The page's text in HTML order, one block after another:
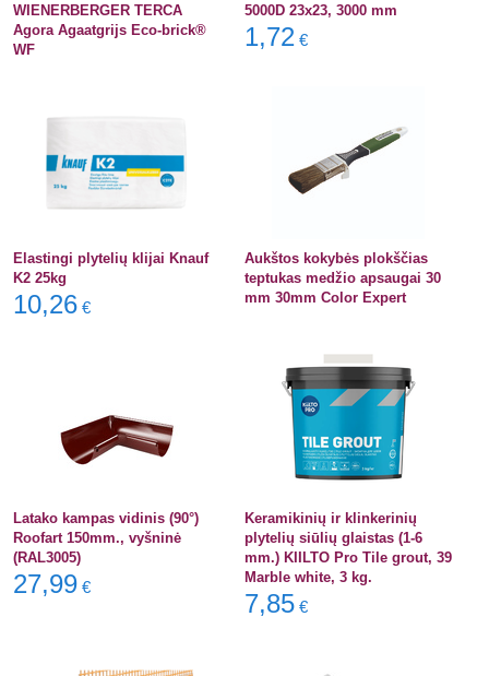
WIENERBERGER TERCA
Agora Agaatgrijs Eco-brick®
WF
5000D 23x23, 3000 mm
1,72 €
Elastingi plytelių klijai Knauf
K2 25kg
10,26 €
Aukštos kokybės plokščias
teptukas medžio apsaugai 30
mm 30mm Color Expert
Latako kampas vidinis (90°)
Roofart 150mm., vyšninė
(RAL3005)
27,99 €
Keramikinių ir klinkerinių
plytelių siūlių glaistas (1-6
mm.) KIILTO Pro Tile grout, 39
Marble white, 3 kg.
7,85 €